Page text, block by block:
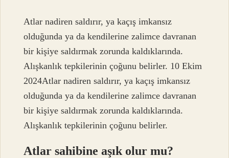
Atlar nadiren saldırır, ya kaçış imkansız
olduğunda ya da kendilerine zalimce davranan
bir kişiye saldırmak zorunda kaldıklarında.
Alışkanlık tepkilerinin çoğunu belirler. 10 Ekim
2024Atlar nadiren saldırır, ya kaçış imkansız
olduğunda ya da kendilerine zalimce davranan
bir kişiye saldırmak zorunda kaldıklarında.
Alışkanlık tepkilerinin çoğunu belirler.
Atlar sahibine aşık olur mu?